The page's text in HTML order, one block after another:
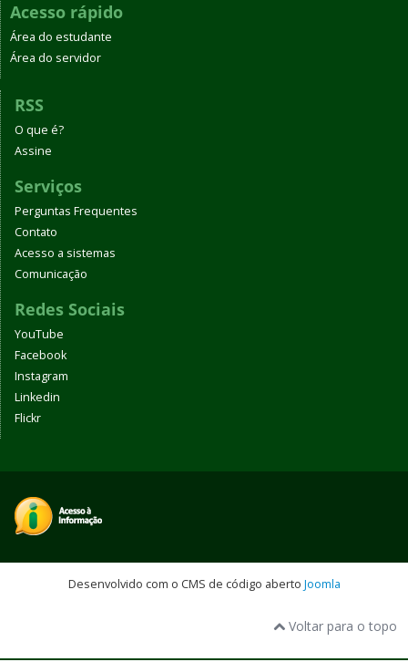
Acesso rápido
Área do estudante
Área do servidor
RSS
O que é?
Assine
Serviços
Perguntas Frequentes
Contato
Acesso a sistemas
Comunicação
Redes Sociais
YouTube
Facebook
Instagram
Linkedin
Flickr
Desenvolvido com o CMS de código aberto Joomla
Voltar para o topo